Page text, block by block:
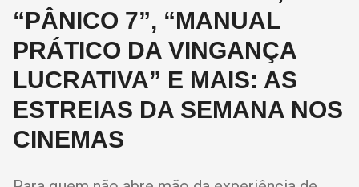
“PÂNICO 7”, “MANUAL
PRÁTICO DA VINGANÇA
LUCRATIVA” E MAIS: AS
ESTREIAS DA SEMANA NOS
CINEMAS